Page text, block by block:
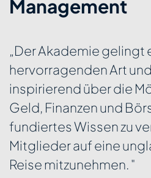
Börse für
gibt. Für jeden der sich
persönlich
ich die Akademie sehr